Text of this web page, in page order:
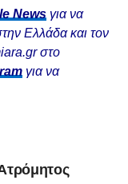
Newsγια να
Ελλάδα και τον
στο
για να